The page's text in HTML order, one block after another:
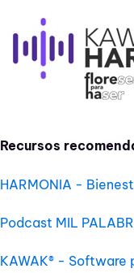
Recursos
HARMONIA -
Podcast MIL
KAWAK® - Software